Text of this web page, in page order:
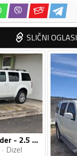
SLIČNI OGLASI
Nissan - Pathfinder - 2.5 DCI
Dizel